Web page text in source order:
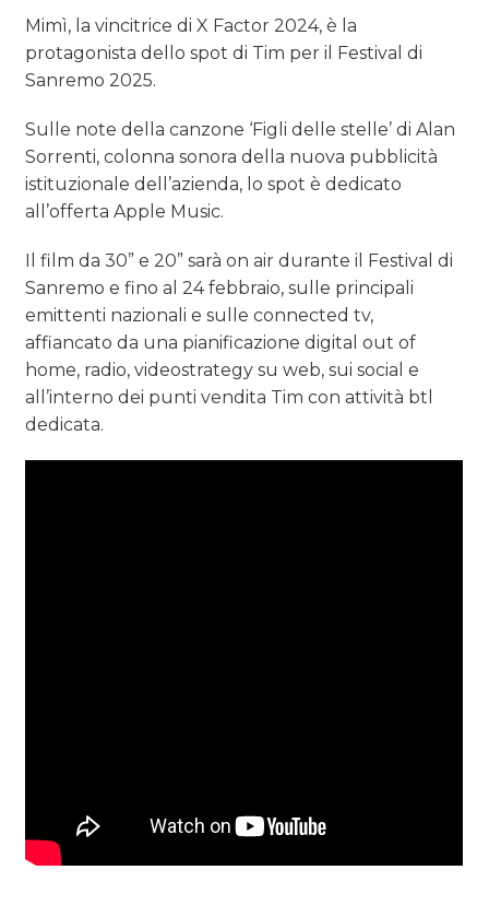
Mimì, la vincitrice di X Factor 2024, è la
protagonista dello spot di Tim per il Festival di
Sanremo 2025.
Sulle note della canzone ‘Figli delle stelle’ di Alan
Sorrenti, colonna sonora della nuova pubblicità
istituzionale dell’azienda, lo spot è dedicato
all’offerta Apple Music.
Il film da 30” e 20” sarà on air durante il Festival di
Sanremo e fino al 24 febbraio, sulle principali
emittenti nazionali e sulle connected tv,
affiancato da una pianificazione digital out of
home, radio, videostrategy su web, sui social e
all’interno dei punti vendita Tim con attività btl
dedicata.